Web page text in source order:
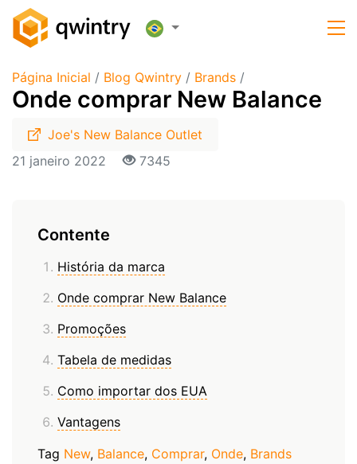
Página Inicial / Blog Qwintry / Brands /
Onde comprar New Balance
Joe's New Balance Outlet
21 janeiro 2022
7345
Contente
História da marca
Onde comprar New Balance
Promoções
Tabela de medidas
Como importar dos EUA
Vantagens
Tag New, Balance, Comprar, Onde, Brands